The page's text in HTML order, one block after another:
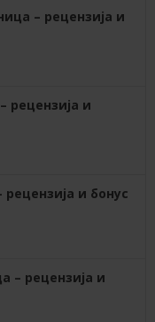
– рецензија и
рецензија и
и бонус
– рецензија и